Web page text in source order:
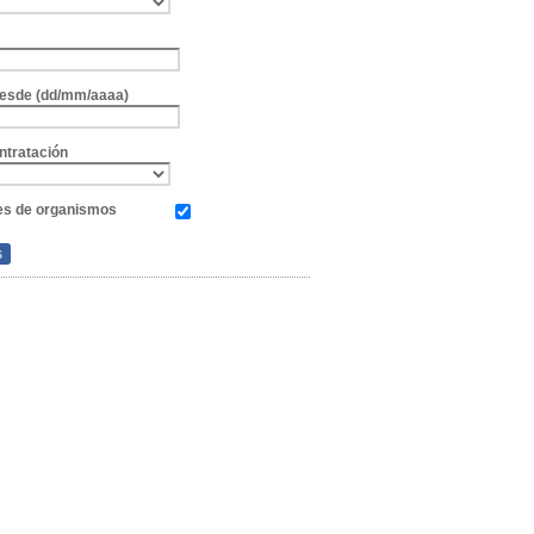
(dd/mm/aaaa)
de organismos